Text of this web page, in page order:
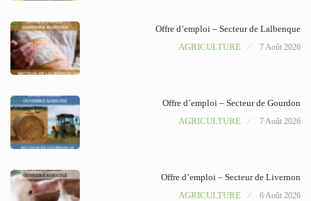
Offre d’emploi – Secteur de Lalbenque
AGRICULTURE
7 Août 2026
Offre d’emploi – Secteur de Gourdon
AGRICULTURE
7 Août 2026
Offre d’emploi – Secteur de Livernon
AGRICULTURE
6 Août 2026